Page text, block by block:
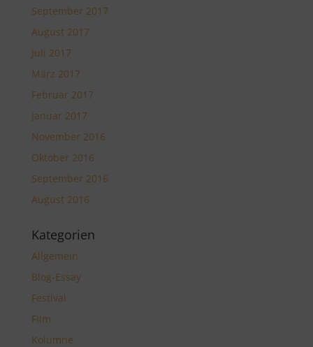
September 2017
August 2017
Juli 2017
März 2017
Februar 2017
Januar 2017
November 2016
Oktober 2016
September 2016
August 2016
Kategorien
Allgemein
Blog-Essay
Festival
Film
Kolumne